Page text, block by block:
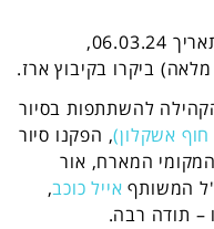
הסיור ה-25 של הגילדה התקיים בתאריך 06.03.24,
להשתתפות בסיור
אשקלון), הפקנו סיור
המארח, אור
המשותף אייל כוכב,
– תודה רבה.